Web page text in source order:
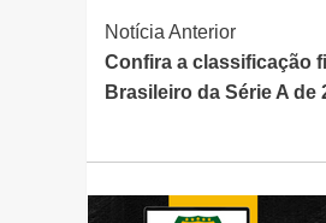
Continue
Lendo
Notícia Anterior
Confira a classificação
Brasileiro da Série A de